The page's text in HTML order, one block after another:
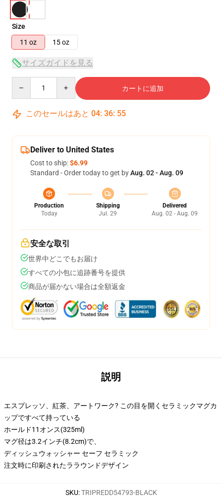
Size
11 oz
15 oz
サイズガイドを見る
カートに追加
このセールはあと 04: 36: 54
Deliver to United States
Cost to ship:$6.99
Standard - Order today to get byAug. 02 - Aug. 09
Production
Today
Shipping
Jul. 29
Delivered
Aug. 02 - Aug. 09
安全な取引
世界中どこでもお届け
すべての小包に追跡番号を提供
商品が届かない場合は全額返金
説明
エスプレッソ、紅茶、アートワーク? この目を開くセラミックマグカ
ップですべて持っている
ホールド11オンス(325ml)
マグ径は3.2インチ(8.2cm)で、
ディッシュウォッシャー セーフ セラミック
注文時に印刷されたララウンドデザイン
SKU:TRIPREDD54793-BLACK